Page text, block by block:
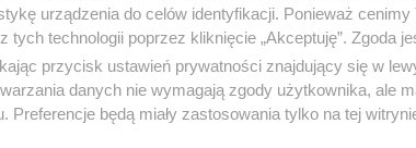
Miesiąc przyniesie ci pozytywne wiadomości
pieniędzy i korzystnych zmian zawodowych.
urządzenia do celów identyfikacji. Ponieważ
tych technologii poprzez kliknięcie „Akceptuję”. Zgoda
przycisk ustawień prywatności znajdujący się w
danych nie wymagają zgody użytkownika, ale
Preferencje będą miały zastosowania tylko na tej